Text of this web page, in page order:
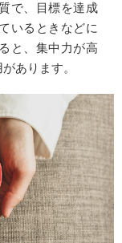
で、目標を達成
いるときなどに
と、集中力が高
あります。